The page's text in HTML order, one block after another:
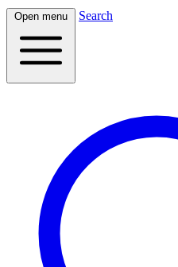
Open menu Search